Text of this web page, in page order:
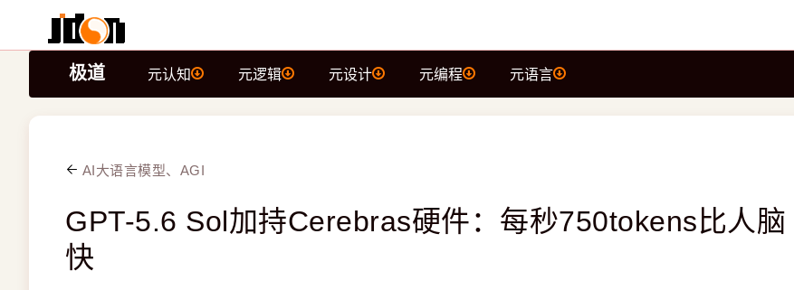
极道 元认知 元逻辑 元设计 元编程 元语言
AI大语言模型、AGI
GPT-5.6 Sol加持Cerebras硬件：每秒750tokens比人脑
快